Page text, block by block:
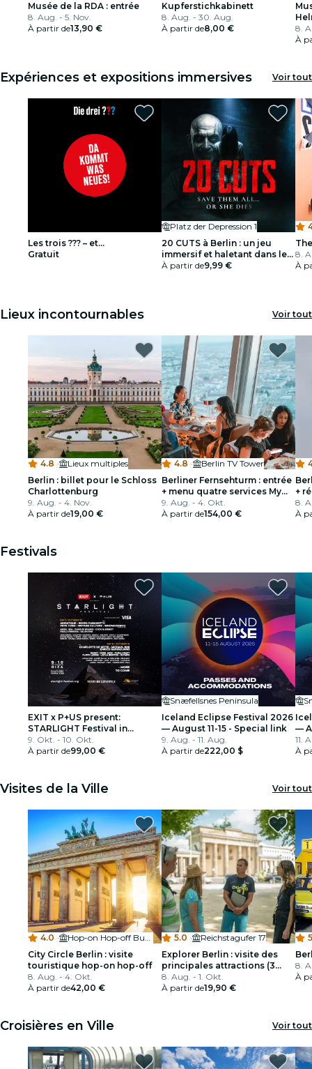
Musée de la RDA : entrée
8. Aug. - 5. Nov.
À partir de13,90 €
Kupferstichkabinett
8. Aug. - 30. Aug.
À partir de8,00 €
8.
À
Expériences et expositions immersives Voir tout
Les trois ??? – et...
Gratuit
Platz der Depression 1
20 CUTS à Berlin : un jeu
immersif et haletant dans le
monde réel
À partir de9,99 €
8.
À
Lieux incontournables Voir tout
4.8 ·
Lieux multiples
Berlin : billet pour le Schloss
Charlottenburg
9. Aug. - 4. Nov.
À partir de19,00 €
4.8 ·
Berlin TV Tower
Berliner Fernsehturm : entrée
+ menu quatre services My
Home - Tim Raue + boissons
9. Aug. - 4. Okt.
À partir de154,00 €
+
8.
À
Festivals
EXIT x P+US present:
STARLIGHT Festival in
partnership with Visa
9. Okt. - 10. Okt.
À partir de99,00 €
Snæfellsnes Peninsula
Iceland Eclipse Festival 2026
— August 11-15 - Special link
9. Aug. - 11. Aug.
À partir de222,00 $
—
11.
À
Visites de la Ville Voir tout
4.0 ·
Hop-on Hop-off Bus Berlin - Meeting Point
City Circle Berlin : visite
touristique hop-on hop-off
8. Aug. - 4. Okt.
À partir de42,00 €
5.0 ·
Reichstagufer 17
Explorer Berlin : visite des
principales attractions (3
heures)
8. Aug. - 1. Okt.
À partir de19,90 €
8.
À
Croisières en Ville Voir tout